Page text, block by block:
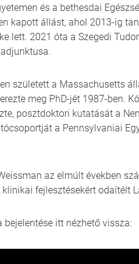
és a bethesdai
kapott állást, ahol 2013-ig
lett. 2021 óta a Szegedi
született a Massachusetts
meg PhD-jét 1987-ben.
posztdoktori kutatását a
a Pennsylvaniai
az elmúlt években
fejlesztésekért odaítélt
bejelentése itt nézhető vissza: